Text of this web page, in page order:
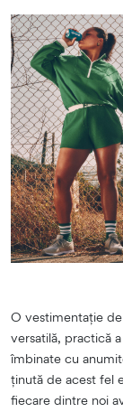
O vestimentație
versatilă, practică
îmbinate cu
ținută de acest fel
fiecare dintre noi